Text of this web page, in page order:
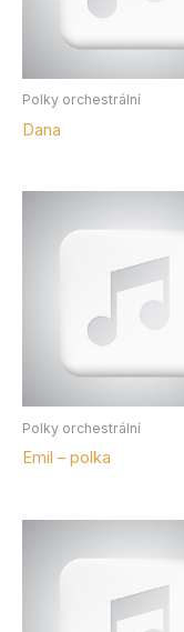
Polky orchestrální
Dana
Polky orchestrální
Emil – polka